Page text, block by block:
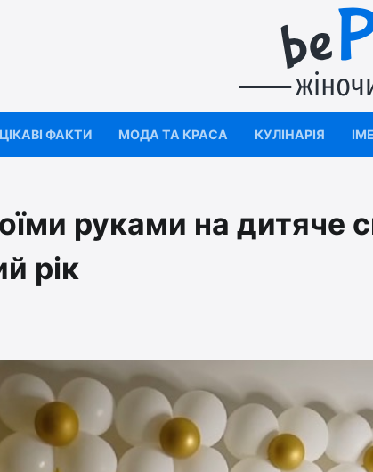
ЦІКАВІ ФАКТИ МОДА ТА КРАСА КУЛІНАРІЯ
руками на дитяче
рік